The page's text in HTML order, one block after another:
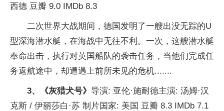
西德 豆瓣 9.0 IMDb 8.3
二次世界大战期间，德国发明了一艘出没无踪的U
型深海潜水艇，在海战中无往不利。一次，这艘潜水艇
奉命出击，执行对英国船队的袭击任务，当他们完成任
务返航途中，却遭遇上前所未见的危机.......
3、《灰猎犬号》 导演: 亚伦·施耐德主演: 汤姆·汉
克斯 / 伊丽莎白·苏 制片国家: 美国 豆瓣 8.3 IMDb 7.1